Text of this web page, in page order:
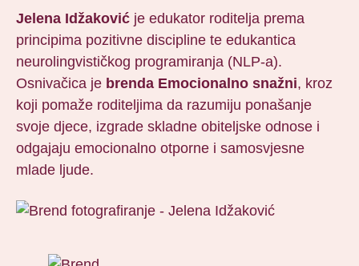
Jelena Idžaković je edukator roditelja prema
principima pozitivne discipline te edukantica
neurolingvističkog programiranja (NLP-a).
Osnivačica je brenda Emocionalno snažni, kroz
koji pomaže roditeljima da razumiju ponašanje
svoje djece, izgrade skladne obiteljske odnose i
odgajaju emocionalno otporne i samosvjesne
mlade ljude.